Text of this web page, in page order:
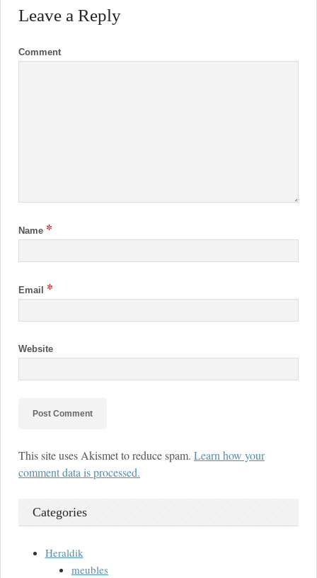
Leave a Reply
Comment
Name *
Email *
Website
This site uses Akismet to reduce spam. Learn how your
comment data is processed.
Categories
Heraldik
meubles